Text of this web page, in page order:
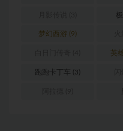
梦幻西游 (9)
英
跑跑卡丁车 (3)